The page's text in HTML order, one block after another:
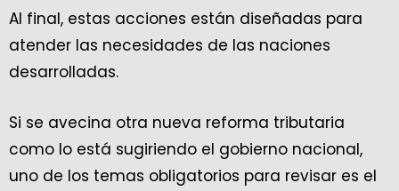
Al final, estas acciones están diseñadas para
atender las necesidades de las naciones
desarrolladas.
Si se avecina otra nueva reforma tributaria
como lo está sugiriendo el gobierno nacional,
uno de los temas obligatorios para revisar es el